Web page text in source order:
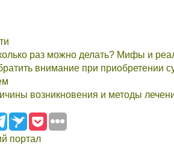
раз можно делать? Мифы и
внимание при приобретении
возникновения и методы
портал